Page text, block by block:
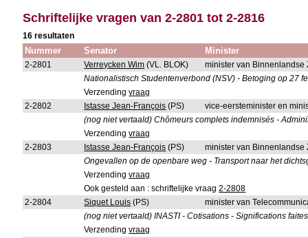
Schriftelijke vragen van 2-2801 tot 2-2816
16 resultaten
Nummer Senator Minister
2-2801 Verreycken Wim (VL. BLOK)
minister van Binnenlandse
Nationalistisch Studentenverbond (NSV) - Betoging op 27
Verzendingvraag
2-2802
Istasse Jean-François (PS)
vice-eersteminister en
(nog niet vertaald) Chômeurs complets indemnisés -
Verzendingvraag
2-2803
Istasse Jean-François (PS)
minister van Binnenlandse
Ongevallen op de openbare weg - Transport naar het
Verzendingvraag
Ook gesteld aan : schriftelijke vraag2-2808
2-2804
Siquet Louis (PS)
minister van
(nog niet vertaald) INASTI - Cotisations - Significations
Verzendingvraag